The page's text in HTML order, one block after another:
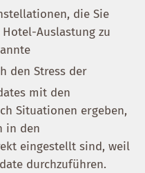
die Sie
Auslastung zu
den Stress der
mit den
Situationen ergeben,
in den
eingestellt sind, weil
durchzuführen.